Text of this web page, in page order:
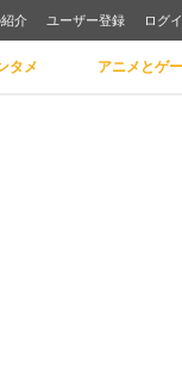
介 ユーザー登録 ログ
タメ アニメとゲ